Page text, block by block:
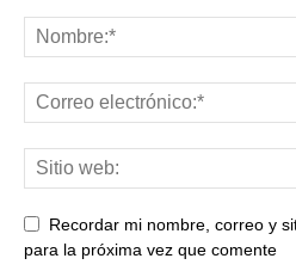
Recordar mi nombre, correo y
para la próxima vez que comente